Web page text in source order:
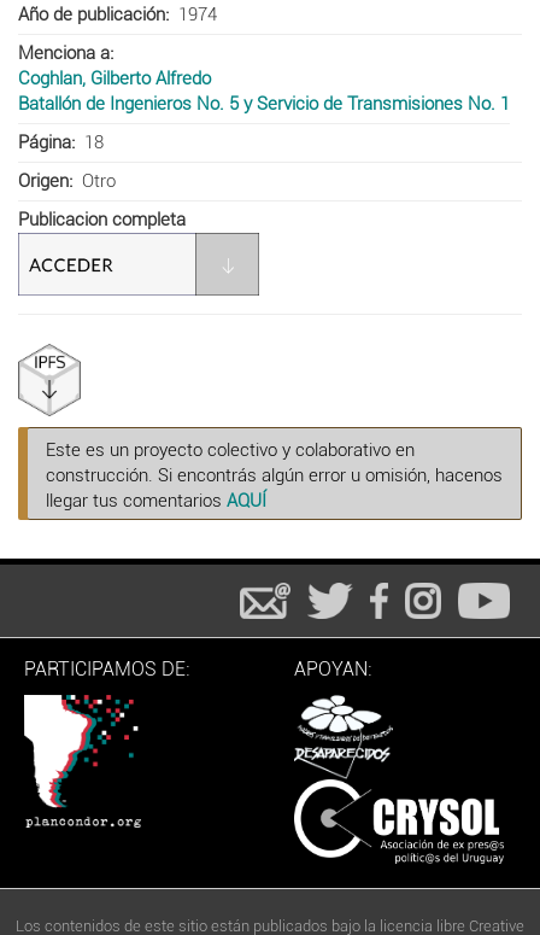
Año de publicación
1974
Menciona a
Coghlan, Gilberto Alfredo
Batallón de Ingenieros No. 5 y Servicio de Transmisiones No. 1
Página
18
Origen
Otro
Publicacion completa
Este es un proyecto colectivo y colaborativo en
construcción. Si encontrás algún error u omisión, hacenos
llegar tus comentarios AQUÍ
PARTICIPAMOS DE: APOYAN:
Los contenidos de este sitio están publicados bajo la licencia libre Creative